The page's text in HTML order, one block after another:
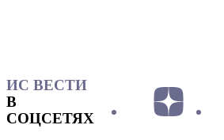
ИС ВЕСТИ
В
СОЦСЕТЯХ